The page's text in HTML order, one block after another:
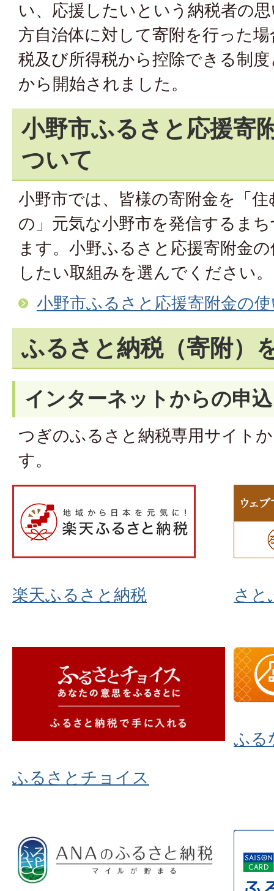
い、応援したいという納税者の
方自治体に対して寄附を行った
税及び所得税から控除できる制
から開始されました。
小野市ふるさと応援寄
ついて
小野市では、皆様の寄附金を「
の」元気な小野市を発信するま
ます。小野ふるさと応援寄附金
したい取組みを選んでください。
小野市ふるさと応援寄附金の
ふるさと納税（寄附）
インターネットからの申込
つぎのふるさと納税専用サイト
す。
楽天ふるさと納税 さと
ふるさとチョイス
ふる